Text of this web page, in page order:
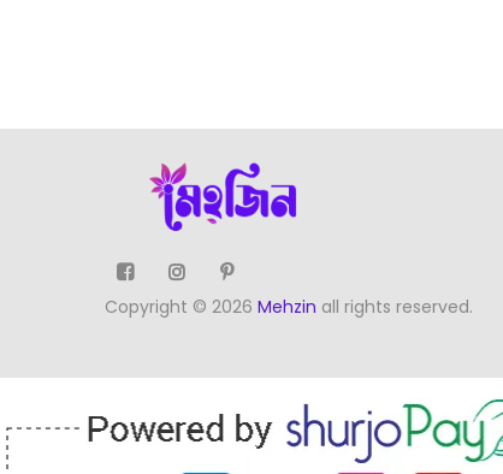
Copyright © 2026 Mehzin all rights reserved.